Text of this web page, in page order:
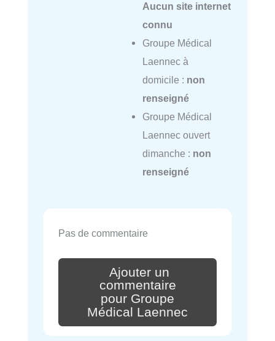
Aucun site internet
connu
Groupe Médical
Laennec à
domicile : non
renseigné
Groupe Médical
Laennec ouvert
dimanche : non
renseigné
Pas de commentaire
Ajouter un
commentaire
pour Groupe
Médical Laennec